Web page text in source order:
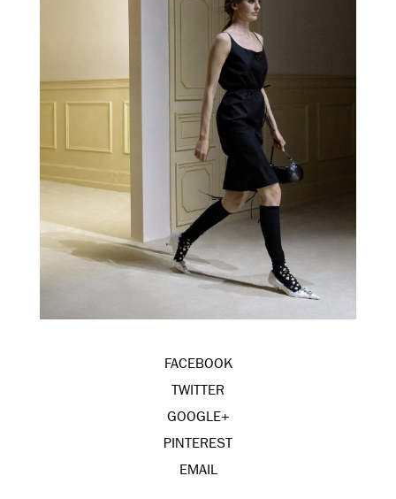
FACEBOOK
TWITTER
GOOGLE+
PINTEREST
EMAIL